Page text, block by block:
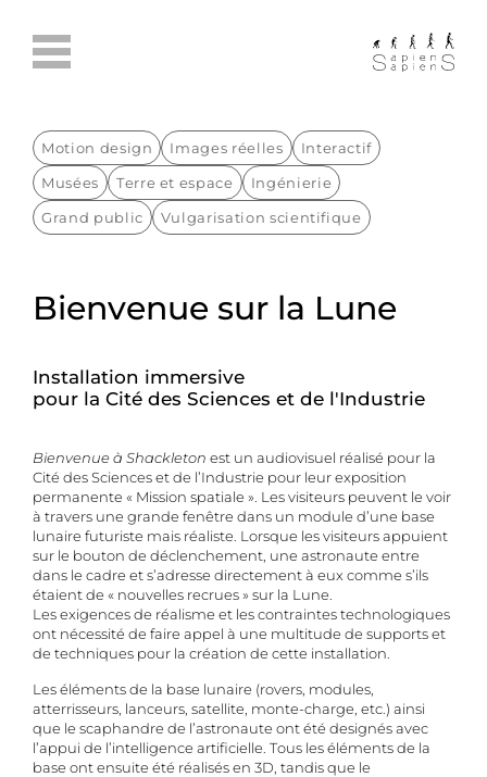
Motion design Images réelles
Interactif
Musées
Terre et espace
Ingénierie
Grand public
Vulgarisation scientifique
Bienvenue sur la Lune
Installation immersive
pour la Cité des Sciences et de l'Industrie
Bienvenue à Shackleton est un audiovisuel réalisé pour la
Cité des Sciences et de l’Industrie pour leur exposition
permanente « Mission spatiale ». Les visiteurs peuvent le voir
à travers une grande fenêtre dans un module d’une base
lunaire futuriste mais réaliste. Lorsque les visiteurs appuient
sur le bouton de déclenchement, une astronaute entre
dans le cadre et s’adresse directement à eux comme s’ils
étaient de « nouvelles recrues » sur la Lune.
Les exigences de réalisme et les contraintes technologiques
ont nécessité de faire appel à une multitude de supports et
de techniques pour la création de cette installation.
Les éléments de la base lunaire (rovers, modules,
atterrisseurs, lanceurs, satellite, monte-charge, etc.) ainsi
que le scaphandre de l’astronaute ont été designés avec
l’appui de l’intelligence artificielle. Tous les éléments de la
base ont ensuite été réalisés en 3D, tandis que le